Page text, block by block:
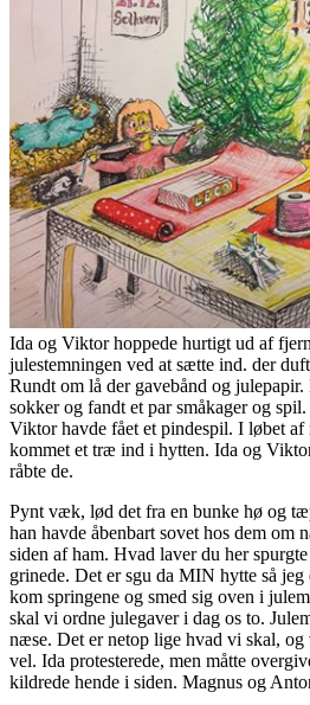
Ida og Viktor hoppede hurtigt ud af
julestemningen ved at sætte ind. der
Rundt om lå der gavebånd og
sokker og fandt et par småkager og
Viktor havde fået et pindespil. I løbet af
kommet et træ ind i hytten. Ida og
råbte de.
Pynt væk, lød det fra en bunke hø og
han havde åbenbart sovet hos dem om
siden af ham. Hvad laver du her
grinede. Det er sgu da MIN hytte så
kom springene og smed sig oven i
skal vi ordne julegaver i dag os to.
næse. Det er netop lige hvad vi skal,
vel. Ida protesterede, men måtte
kildrede hende i siden. Magnus og